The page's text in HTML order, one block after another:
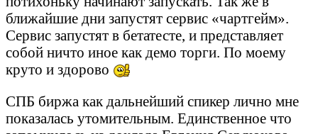
ближайшие дни запустят сервис «чартгейм».
Сервис запустят в бетатесте, и представляет
собой ничто иное как демо торги. По моему
круто и здорово
СПБ биржа как дальнейший спикер лично мне
показалась утомительным. Единственное что